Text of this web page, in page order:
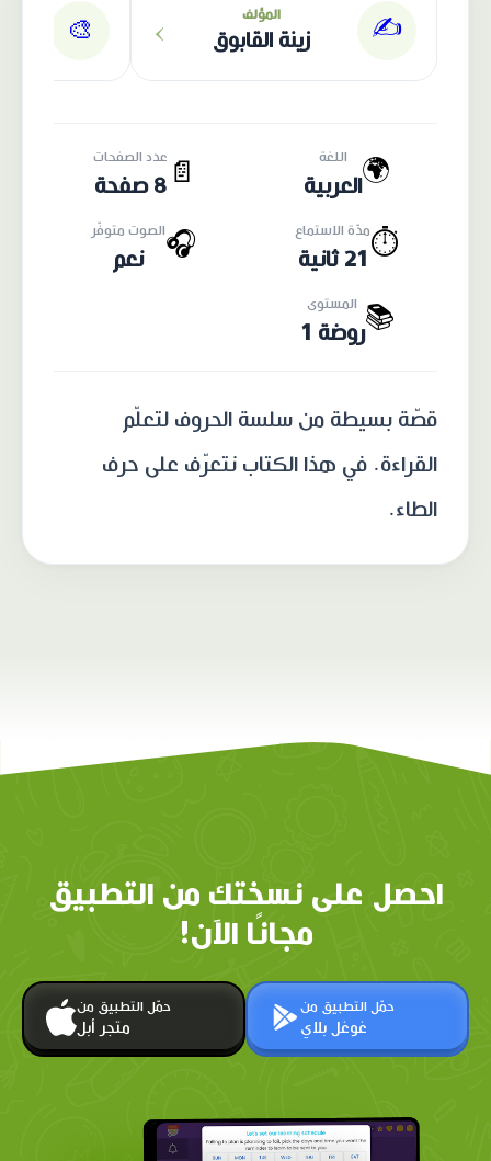
✍️ المؤلف
زينة القابوق ›
🎨
🌍 اللغة
العربية 📄
عدد الصفحات
8 صفحة
⏱️مدّة الاستماع
21 ثانية
🎧الصوت متوفّر
نعم
📚 المستوى
روضة 1
قصّة بسيطة من سلسة الحروف لتعلّم
القراءة. في هذا الكتاب نتعرّف على حرف
الطاء.
احصل على نسختك من التطبيق
مجانًا الآن!
حمّل التطبيق من
متجر أبل
حمّل التطبيق من
غوغل بلاي